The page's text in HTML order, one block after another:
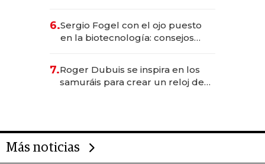
6.Sergio Fogel con el ojo puesto
en la biotecnología: consejos
rol de la IA
7.Roger Dubuis se inspira en los
samuráis para crear un reloj de
Más noticias